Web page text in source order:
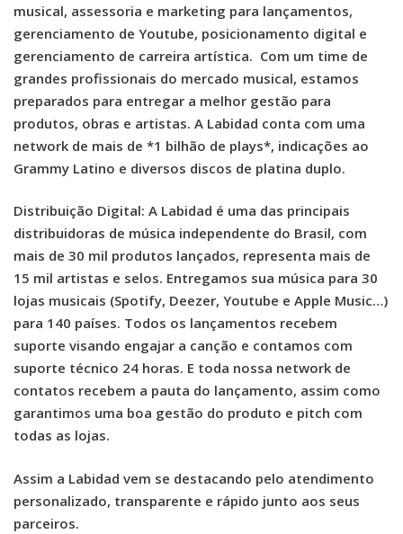
musical, assessoria e marketing para lançamentos,
gerenciamento de Youtube, posicionamento digital e
gerenciamento de carreira artística. Com um time de
grandes profissionais do mercado musical, estamos
preparados para entregar a melhor gestão para
produtos, obras e artistas. A Labidad conta com uma
network de mais de *1 bilhão de plays*, indicações ao
Grammy Latino e diversos discos de platina duplo.
Distribuição Digital: A Labidad é uma das principais
distribuidoras de música independente do Brasil, com
mais de 30 mil produtos lançados, representa mais de
15 mil artistas e selos. Entregamos sua música para 30
lojas musicais (Spotify, Deezer, Youtube e Apple Music…)
para 140 países. Todos os lançamentos recebem
suporte visando engajar a canção e contamos com
suporte técnico 24 horas. E toda nossa network de
contatos recebem a pauta do lançamento, assim como
garantimos uma boa gestão do produto e pitch com
todas as lojas.
Assim a Labidad vem se destacando pelo atendimento
personalizado, transparente e rápido junto aos seus
parceiros.